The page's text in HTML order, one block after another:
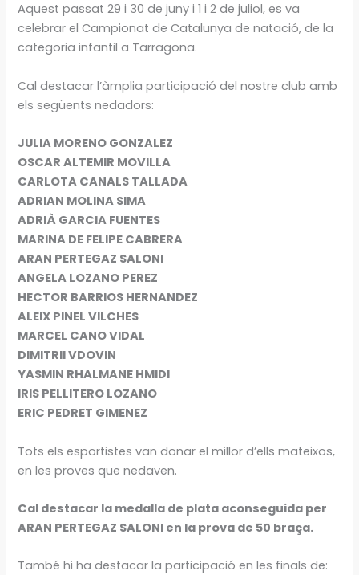
Aquest passat 29 i 30 de juny i 1 i 2 de juliol, es va
celebrar el Campionat de Catalunya de natació, de la
categoria infantil a Tarragona.
Cal destacar l’àmplia participació del nostre club amb
els següents nedadors:
JULIA MORENO GONZALEZ
OSCAR ALTEMIR MOVILLA
CARLOTA CANALS TALLADA
ADRIAN MOLINA SIMA
ADRIÀ GARCIA FUENTES
MARINA DE FELIPE CABRERA
ARAN PERTEGAZ SALONI
ANGELA LOZANO PEREZ
HECTOR BARRIOS HERNANDEZ
ALEIX PINEL VILCHES
MARCEL CANO VIDAL
DIMITRII VDOVIN
YASMIN RHALMANE HMIDI
IRIS PELLITERO LOZANO
ERIC PEDRET GIMENEZ
Tots els esportistes van donar el millor d’ells mateixos,
en les proves que nedaven.
Cal destacar la medalla de plata aconseguida per
ARAN PERTEGAZ SALONI en la prova de 50 braça.
També hi ha destacar la participació en les finals de: